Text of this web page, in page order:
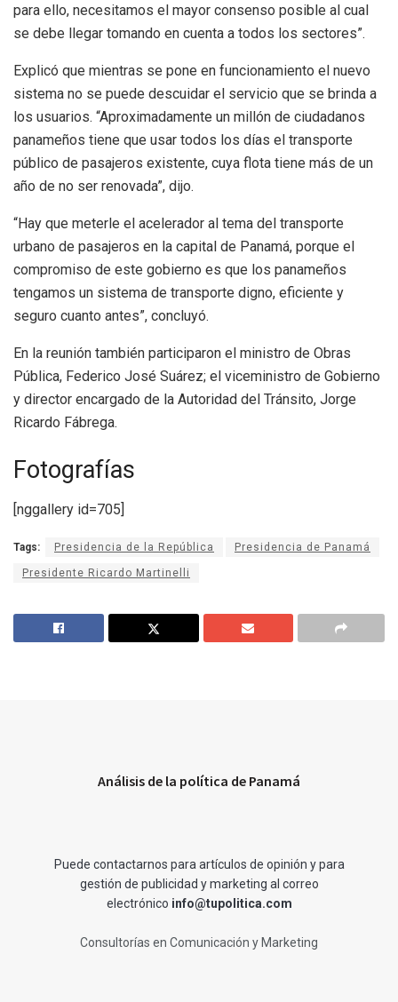
para ello, necesitamos el mayor consenso posible al cual
se debe llegar tomando en cuenta a todos los sectores”.
Explicó que mientras se pone en funcionamiento el nuevo
sistema no se puede descuidar el servicio que se brinda a
los usuarios. “Aproximadamente un millón de ciudadanos
panameños tiene que usar todos los días el transporte
público de pasajeros existente, cuya flota tiene más de un
año de no ser renovada”, dijo.
“Hay que meterle el acelerador al tema del transporte
urbano de pasajeros en la capital de Panamá, porque el
compromiso de este gobierno es que los panameños
tengamos un sistema de transporte digno, eficiente y
seguro cuanto antes”, concluyó.
En la reunión también participaron el ministro de Obras
Pública, Federico José Suárez; el viceministro de Gobierno
y director encargado de la Autoridad del Tránsito, Jorge
Ricardo Fábrega.
Fotografías
[nggallery id=705]
Tags: Presidencia de la República Presidencia de Panamá
Presidente Ricardo Martinelli
Análisis de la política de Panamá
Puede contactarnos para artículos de opinión y para
gestión de publicidad y marketing al correo
electrónico info@tupolitica.com
Consultorías en Comunicación y Marketing